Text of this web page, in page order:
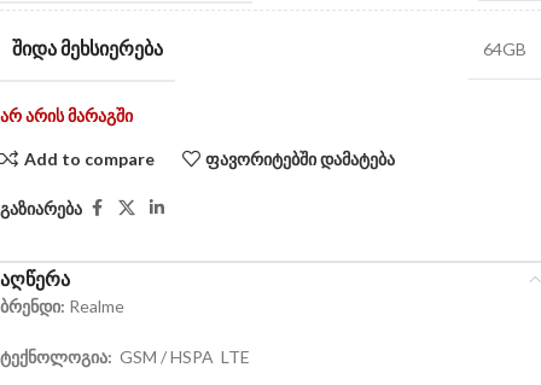
ᲨᲘᲓᲐ ᲛᲔᲮᲡᲘᲔᲠᲔᲑᲐ 64GB
არ არის მარაგში
Add to compare ფავორიტებში დამატება
გაზიარება
აღწერა
ბრენდი: Realme
ტექნოლოგია: GSM / HSPA LTE